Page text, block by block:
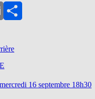
Partager
16 septembre 18h30